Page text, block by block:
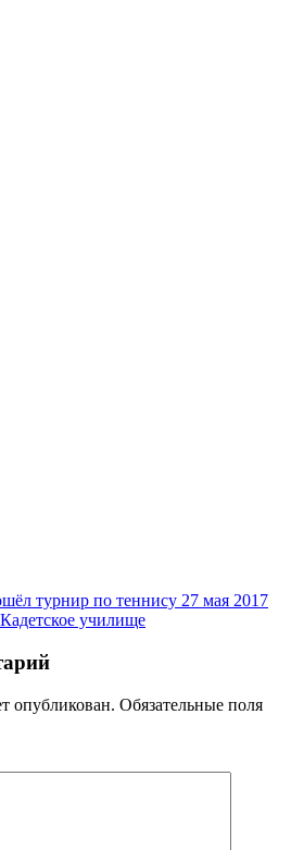
турнир по теннису 27 мая 2017
Кадетское училище
опубликован. Обязательные поля